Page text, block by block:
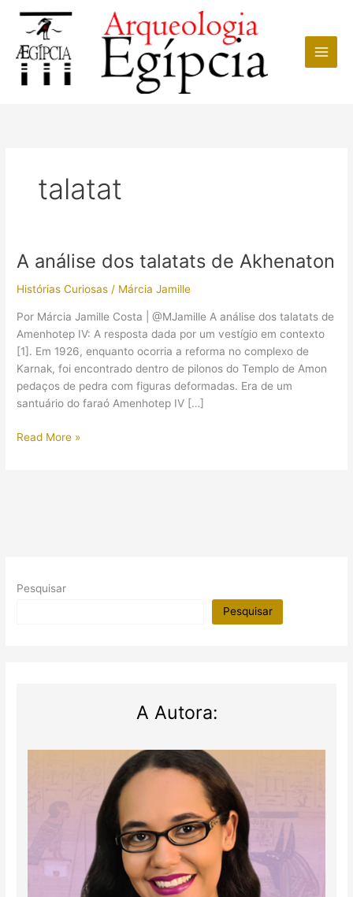
conteúdo
talatat
A análise dos talatats de Akhenaton
Histórias Curiosas / Márcia Jamille
Por Márcia Jamille Costa | @MJamille A análise dos talatats de
Amenhotep IV: A resposta dada por um vestígio em contexto
[1]. Em 1926, enquanto ocorria a reforma no complexo de
Karnak, foi encontrado dentro de pilonos do Templo de Amon
pedaços de pedra com figuras deformadas. Era de um
santuário do faraó Amenhotep IV […]
A
Read More »
Pesquisar
Pesquisar
A Autora: